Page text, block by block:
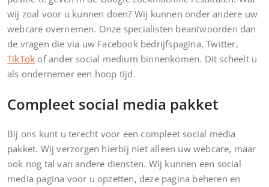
wij zoal voor u kunnen doen? Wij kunnen onder andere uw
webcare overnemen. Onze specialisten beantwoorden dan
de vragen die via uw Facebook bedrijfspagina, Twitter,
TikTok of ander social medium binnenkomen. Dit scheelt u
als ondernemer een hoop tijd.
Compleet social media pakket
Bij ons kunt u terecht voor een compleet social media
pakket. Wij verzorgen hierbij niet alleen uw webcare, maar
ook nog tal van andere diensten. Wij kunnen een social
media pagina voor u opzetten, deze pagina beheren en